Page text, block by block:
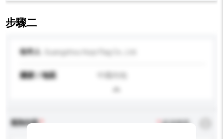
步驟二
收件人
國家 / 地區
查詢內容 *必須填寫